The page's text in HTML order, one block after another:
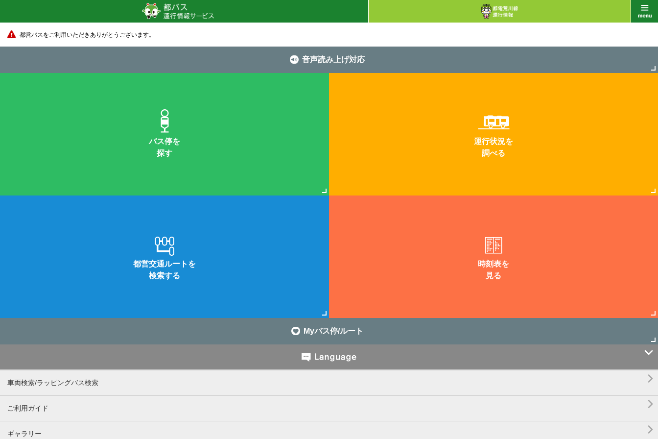
都営バスをご利用いただきありがとうございます。
音声読み上げ対応
バス停を
探す
運行状況を
調べる
都営交通ルートを
検索する
時刻表を
見る
Myバス停/ルート

車両検索/ラッピングバス検索 
ご利用ガイド 
ギャラリー 